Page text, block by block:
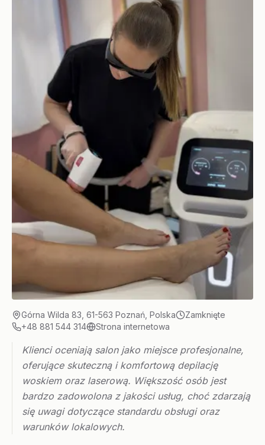
Górna Wilda 83, 61-563 Poznań, Polska
Zamknięte
+48 881 544 314
Strona internetowa
Klienci oceniają salon jako miejsce profesjonalne,
oferujące skuteczną i komfortową depilację
woskiem oraz laserową. Większość osób jest
bardzo zadowolona z jakości usług, choć zdarzają
się uwagi dotyczące standardu obsługi oraz
warunków lokalowych.